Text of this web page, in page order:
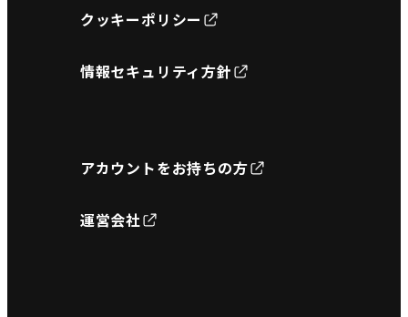
クッキーポリシー
情報セキュリティ方針
アカウントをお持ちの方
運営会社